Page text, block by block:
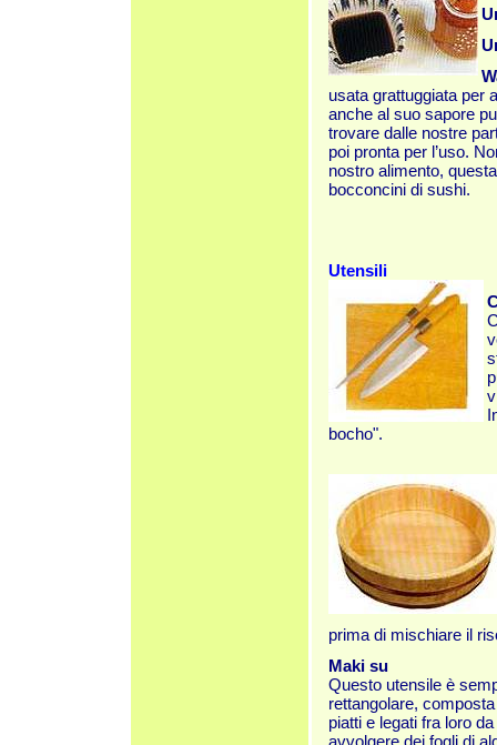
usata grattuggiata per
anche al suo sapore
trovare dalle nostre
poi pronta per l’uso.
nostro alimento,
bocconcini di sushi.
Utensili
bocho".
prima di mischiare il
Maki su
Questo utensile è
rettangolare,
piatti e legati fra loro
avvolgere dei fogli di